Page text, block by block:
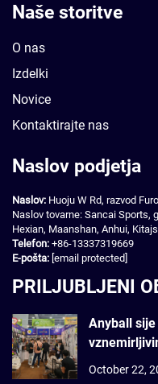
Naše storitve
O nas
Izdelki
Novice
Kontaktirajte nas
Naslov podjetja
Naslov: Huoju W Rd, razvod
Naslov tovarne: Sancai Sports,
Hexian, Maanshan, Anhui,
Telefon: +86-13337319669
E-pošta: [email protected]
PRILJUBLJENI
Anyball
October 22,